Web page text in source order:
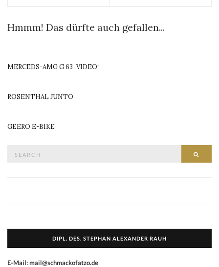
Hmmm! Das dürfte auch gefallen...
MERCEDS-AMG G 63 „VIDEO“
ROSENTHAL JUNTO
GEERO E-BIKE
DIPL. DES. STEPHAN ALEXANDER RAUH
E-Mail: mail@schmackofatzo.de